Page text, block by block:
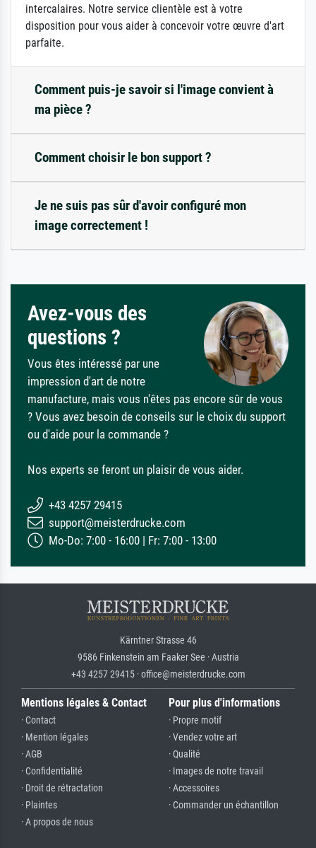
intercalaires. Notre service clientèle est à votre
disposition pour vous aider à concevoir votre œuvre d'art
parfaite.
Comment puis-je savoir si l'image convient à
ma pièce ?
Comment choisir le bon support ?
Je ne suis pas sûr d'avoir configuré mon
image correctement !
Avez-vous des
questions ?
Vous êtes intéressé par une
impression d'art de notre
manufacture, mais vous n'êtes pas encore sûr de vous
? Vous avez besoin de conseils sur le choix du support
ou d'aide pour la commande ?
Nos experts se feront un plaisir de vous aider.
+43 4257 29415
support@meisterdrucke.com
Mo-Do: 7:00 - 16:00 | Fr: 7:00 - 13:00
Kärntner Strasse 46
9586 Finkenstein am Faaker See · Austria
+43 4257 29415 · office@meisterdrucke.com
Mentions légales & Contact
· Contact
· Mention légales
· AGB
· Confidentialité
· Droit de rétractation
· Plaintes
· A propos de nous
Pour plus d'informations
· Propre motif
· Vendez votre art
· Qualité
· Images de notre travail
· Accessoires
· Commander un échantillon